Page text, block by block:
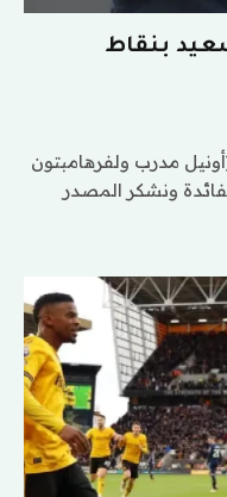
بنقاط
مدرب ولفرهامبتون
ونشكر المصدر